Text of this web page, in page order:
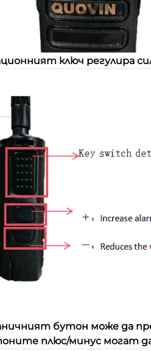
ключ регулира
бутон може да
плюс/минус могат